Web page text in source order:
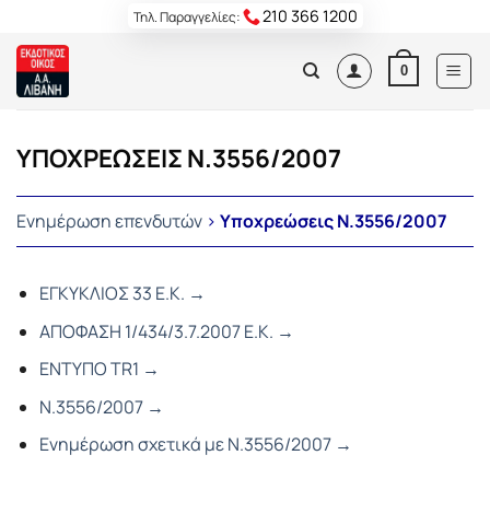
content
Τηλ. Παραγγελίες: 210 366 1200
0
ΥΠΟΧΡΕΩΣΕΙΣ Ν.3556/2007
Ενημέρωση επενδυτών > Υποχρεώσεις Ν.3556/2007
ΕΓΚΥΚΛΙΟΣ 33 Ε.Κ. →
ΑΠΟΦΑΣΗ 1/434/3.7.2007 Ε.Κ. →
ΕΝΤΥΠΟ TR1 →
Ν.3556/2007 →
Ενημέρωση σχετικά με Ν.3556/2007 →